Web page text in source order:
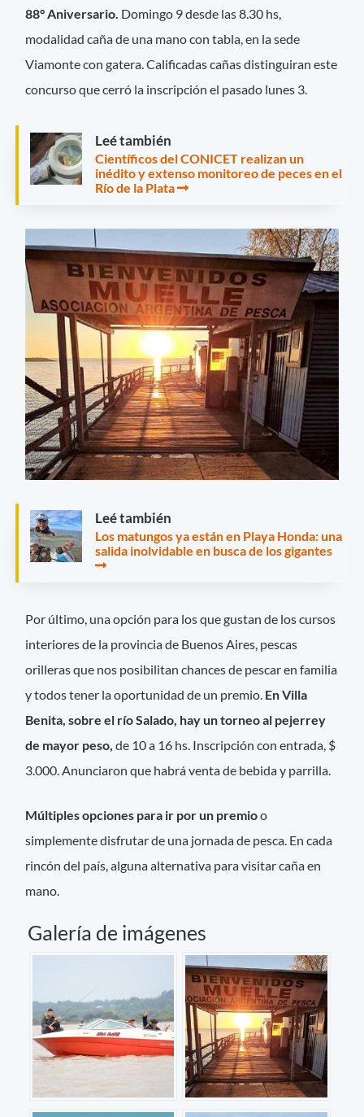
88° Aniversario. Domingo 9 desde las 8.30 hs,
modalidad caña de una mano con tabla, en la sede
Viamonte con gatera. Calificadas cañas distinguiran este
concurso que cerró la inscripción el pasado lunes 3.
Leé también
Científicos del CONICET realizan un
inédito y extenso monitoreo de peces en el
Río de la Plata
Leé también
Los matungos ya están en Playa Honda: una
salida inolvidable en busca de los gigantes
Por último, una opción para los que gustan de los cursos
interiores de la provincia de Buenos Aires, pescas
orilleras que nos posibilitan chances de pescar en familia
y todos tener la oportunidad de un premio. En Villa
Benita, sobre el río Salado, hay un torneo al pejerrey
de mayor peso,de 10 a 16 hs. Inscripción con entrada, $
3.000. Anunciaron que habrá venta de bebida y parrilla.
Múltiples opciones para ir por un premioo
simplemente disfrutar de una jornada de pesca. En cada
rincón del país, alguna alternativa para visitar caña en
mano.
Galería de imágenes